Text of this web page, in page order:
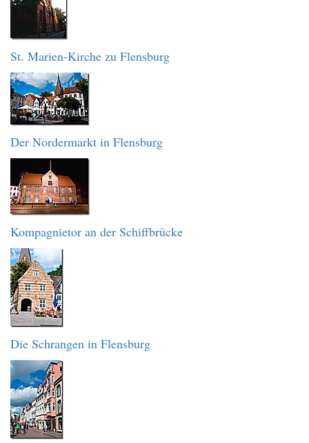
St. Marien-Kirche zu Flensburg
Der Nordermarkt in Flensburg
Kompagnietor an der Schiffbrücke
Die Schrangen in Flensburg